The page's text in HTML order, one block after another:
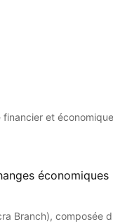
et
économiques
Branch), composée